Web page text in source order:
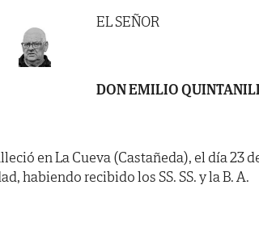
EL SEÑOR
DON EMILIO
en La Cueva (Castañeda), el día 23
habiendo recibido los SS. SS. y la B. A.